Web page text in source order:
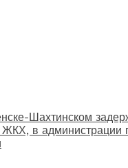
Шахтинском
ЖКХ, в администрации